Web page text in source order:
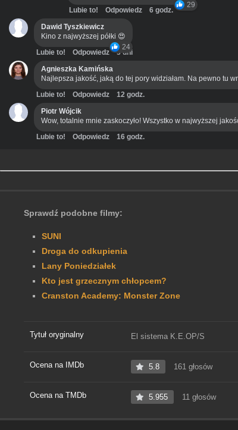
29
Lubie to! Odpowiedz
6 godz.
Dawid Tyszkiewicz
Kino z najwyższej półki 😍
24
Lubie to! Odpowiedz
3 dni
Agnieszka Kamińska
Najlepsza jakość, jaką do tej pory widziałam. Na pewno tu
Lubie to! Odpowiedz
12 godz.
Piotr Wójcik
Wow, totalnie mnie zaskoczyło! Wszystko w najwyższej
Lubie to! Odpowiedz 16 godz.
Sprawdź podobne filmy:
SUNI
Droga do odkupienia
Lany Poniedziałek
Kto jest grzecznym chłopcem?
Cranston Academy: Monster Zone
Tytuł oryginalny El sistema K.E.OP/S
Ocena na IMDb 5.8 161 głosów
Ocena na TMDb 5.955 11 głosów